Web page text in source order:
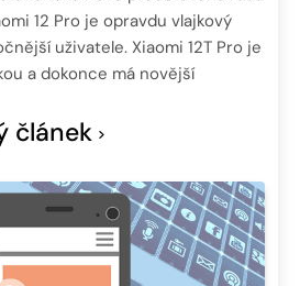
12 Pro je opravdu vlajkový
uživatele. Xiaomi 12T Pro je
a dokonce má novější
článek